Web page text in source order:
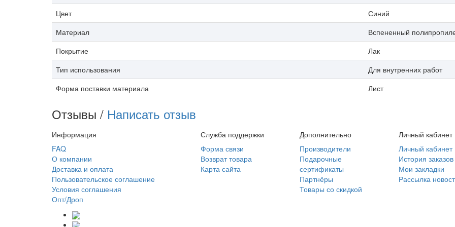
Цвет
Синий
Материал
Вспененный
Покрытие
Лак
Тип использования
Для внутренних работ
Форма поставки материала
Лист
Отзывы / Написать отзыв
Информация
FAQ
О компании
Доставка и оплата
Пользовательское соглашение
Условия соглашения
Опт/Дроп
Служба поддержки
Форма связи
Возврат товара
Карта сайта
Дополнительно
Производители
Подарочные
сертификаты
Партнёры
Товары со скидкой
Личный кабинет
Личный кабинет
История заказов
Мои закладки
Рассылка